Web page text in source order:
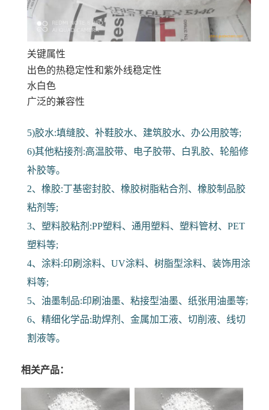
关键属性
出色的热稳定性和紫外线稳定性
水白色
广泛的兼容性
5)胶水:填缝胶、补鞋胶水、建筑胶水、办公用胶等;
6)其他粘接剂:高温胶带、电子胶带、白乳胶、轮船修
补胶等。
2、橡胶:丁基密封胶、橡胶树脂粘合剂、橡胶制品胶
粘剂等;
3、塑料胶粘剂:PP塑料、通用塑料、塑料管材、PET
塑料等;
4、涂料:印刷涂料、UV涂料、树脂型涂料、装饰用涂
料等;
5、油墨制品:印刷油墨、粘接型油墨、纸张用油墨等;
6、精细化学品:助焊剂、金属加工液、切削液、线切
割液等。
相关产品：